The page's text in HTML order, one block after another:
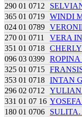
290 01 0712
365 01 0719 WINDI
024 01 0789
270 01 0711
VERA
351 01 0718
096 03 0399 ROPINA
325 01 0715
353 01 0718 INTAN
296 02 0712
331 01 07 16
180 01 0706
SULITA.